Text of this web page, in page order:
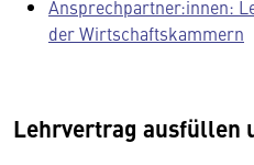
Ansprechpartner:innen:
der Wirtschaftskammern
Lehrvertrag ausfüllen